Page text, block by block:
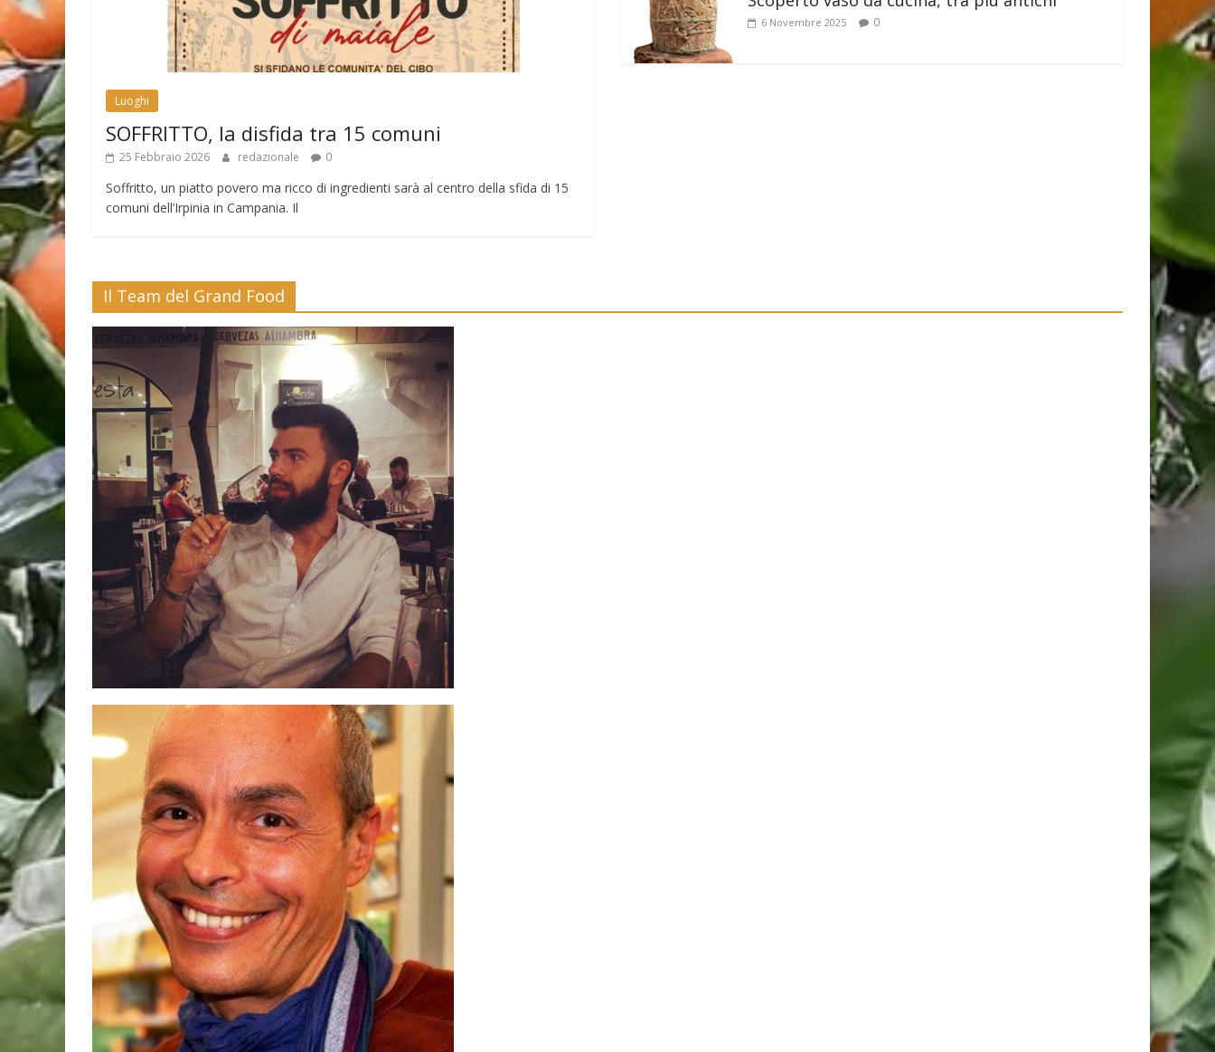
Luoghi
SOFFRITTO, la disfida tra 15 comuni
25 Febbraio 2026 redazionale 0
Soffritto, un piatto povero ma ricco di ingredienti sarà al centro della sfida di 15
comuni dell’Irpinia in Campania. Il
6 Novembre 2025 0
Il Team del Grand Food